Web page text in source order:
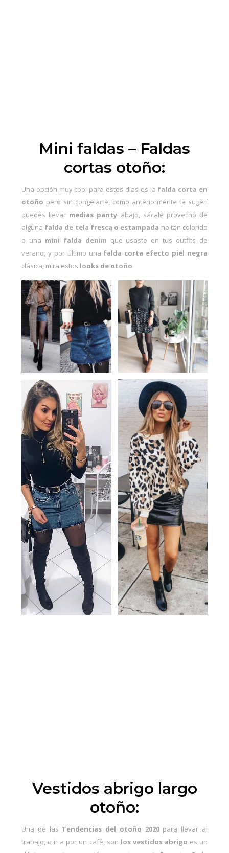
Mini faldas – Faldas
cortas otoño:
Una opción muy cool para estos días es la falda corta en
otoño pero sin congelarte, como anteriormente te sugerí
puedes llevar medias panty abajo, sácale provecho de
alguna falda de tela fresca o estampada no tan colorida
o una mini falda denim que usaste en tus outfits de
verano, y por último una falda corta efecto piel negra
clásica, mira estos looks de otoño:
Vestidos abrigo largo
otoño:
Una de las Tendencias del otoño 2020para llevar al
trabajo, o ir a por un café, son los vestidos abrigo es un